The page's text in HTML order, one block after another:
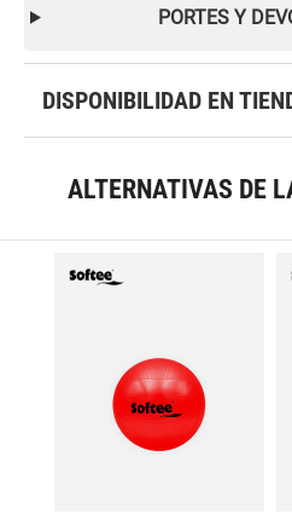
PORTES Y
DISPONIBILIDAD EN
ALTERNATIVAS DE